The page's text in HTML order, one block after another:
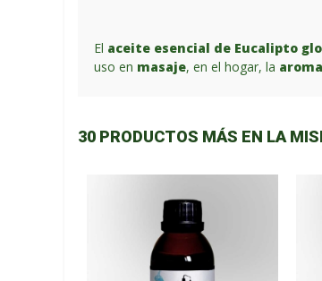
El aceite esencial de Eucalipto
uso en masaje, en el hogar, la
30 PRODUCTOS MÁS EN LA